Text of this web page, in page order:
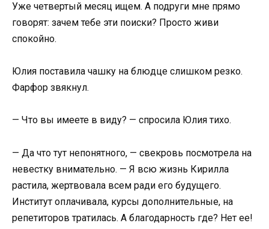
Уже четвертый месяц ищем. А подруги мне прямо
говорят: зачем тебе эти поиски? Просто живи
спокойно.
Юлия поставила чашку на блюдце слишком резко.
Фарфор звякнул.
— Что вы имеете в виду? — спросила Юлия тихо.
— Да что тут непонятного, — свекровь посмотрела на
невестку внимательно. — Я всю жизнь Кирилла
растила, жертвовала всем ради его будущего.
Институт оплачивала, курсы дополнительные, на
репетиторов тратилась. А благодарность где? Нет ее!